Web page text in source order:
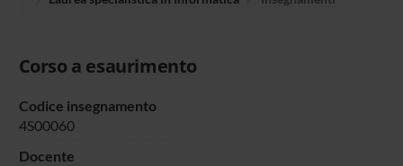
Corso a esaurimento
Codice insegnamento
4S00060
Docente